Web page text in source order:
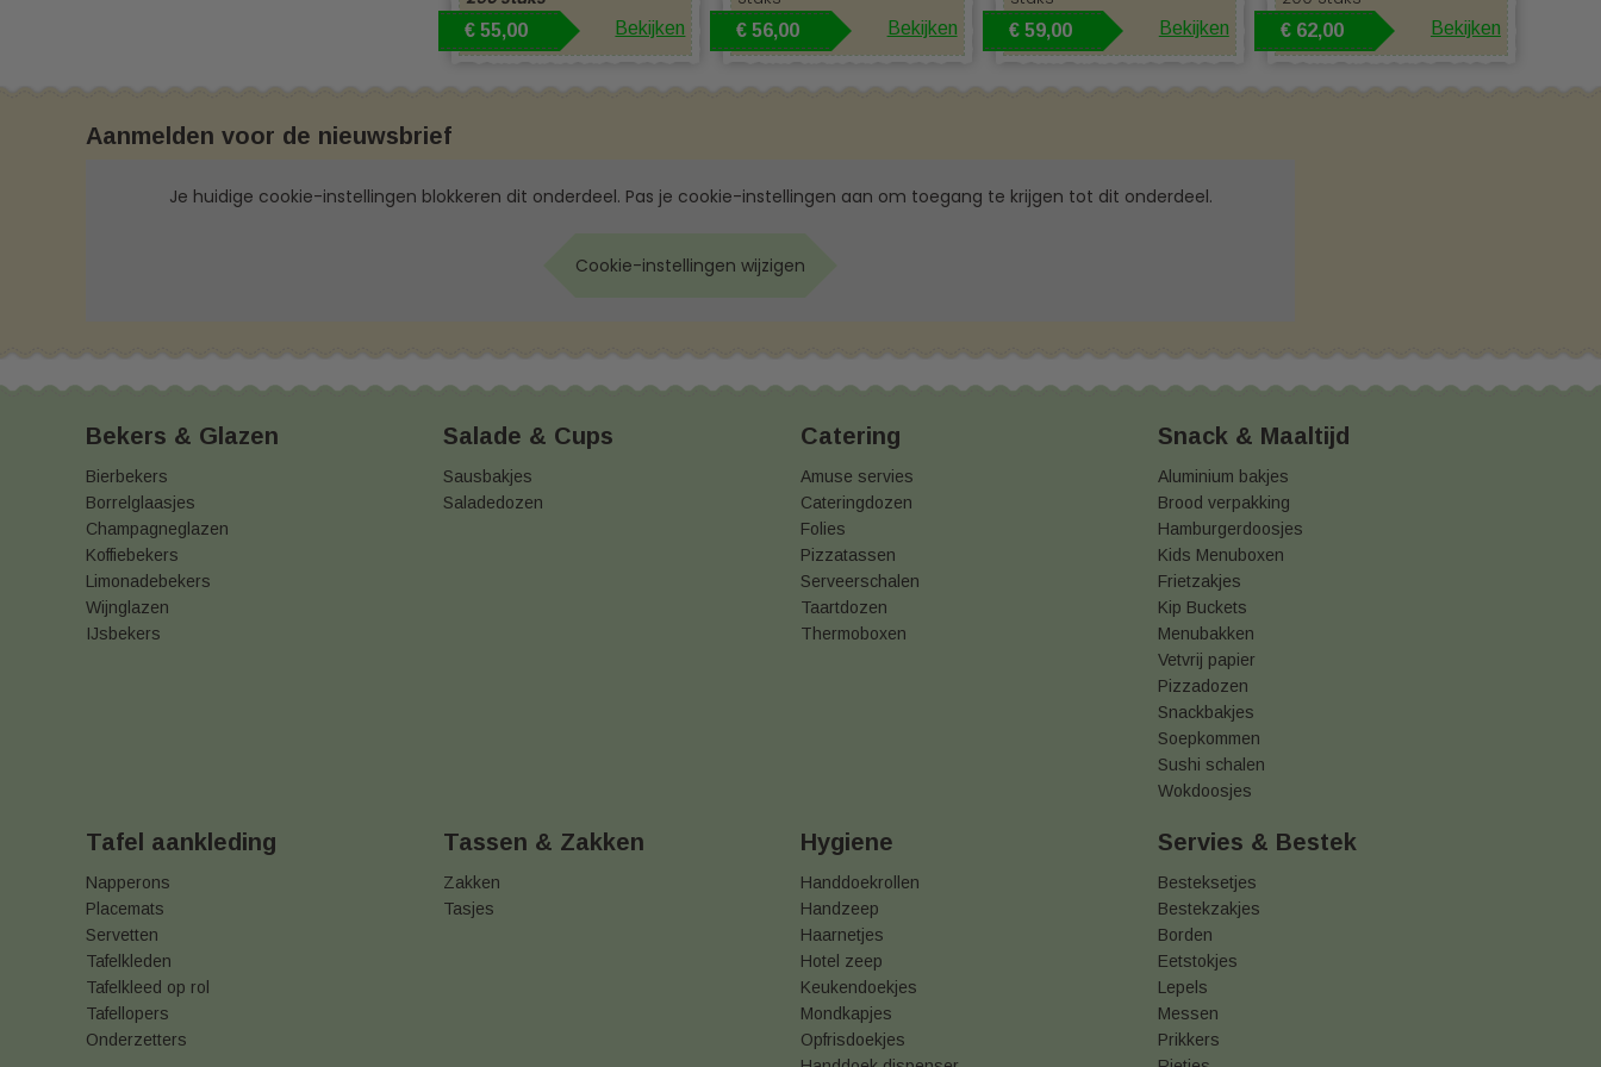
Maak je takeaway compleet met onze duurzame verpakkingen
servetten– Voor een complete en verzorgde presentatie ✔Wegwerpbestek– Handig voor take-away en catering ✔
Kies voor kwalitatieve, milieuvriendelijke verpakkingenen geef je klanten een duurzame beleving met onze uitgebreide
Neem gerust contact met ons op
€ 55,00 Bekijken € 56,00 Bekijken € 59,00 Bekijken € 62,00 Bekijken
Aanmelden voor de nieuwsbrief
Je huidige cookie-instellingen blokkeren dit onderdeel. Pas je cookie-instellingen aan om toegang te krijgen tot dit onderdeel.
Cookie-instellingen wijzigen
Bekers & Glazen
Bierbekers
Borrelglaasjes
Champagneglazen
Koffiebekers
Limonadebekers
Wijnglazen
IJsbekers
Salade & Cups
Sausbakjes
Saladedozen
Catering
Amuse servies
Cateringdozen
Folies
Pizzatassen
Serveerschalen
Taartdozen
Thermoboxen
Snack & Maaltijd
Aluminium bakjes
Brood verpakking
Hamburgerdoosjes
Kids Menuboxen
Frietzakjes
Kip Buckets
Menubakken
Vetvrij papier
Pizzadozen
Snackbakjes
Soepkommen
Sushi schalen
Wokdoosjes
Tafel aankleding
Napperons
Placemats
Servetten
Tafelkleden
Tafelkleed op rol
Tafellopers
Onderzetters
Tassen & Zakken
Zakken
Tasjes
Hygiene
Handdoekrollen
Handzeep
Haarnetjes
Hotel zeep
Keukendoekjes
Mondkapjes
Opfrisdoekjes
Servies & Bestek
Besteksetjes
Bestekzakjes
Borden
Eetstokjes
Lepels
Messen
Prikkers